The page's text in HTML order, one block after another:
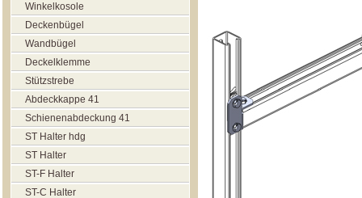
Winkelkosole
Deckenbügel
Wandbügel
Deckelklemme
Stützstrebe
Abdeckkappe 41
Schienenabdeckung 41
ST Halter hdg
ST Halter
ST-F Halter
ST-C Halter